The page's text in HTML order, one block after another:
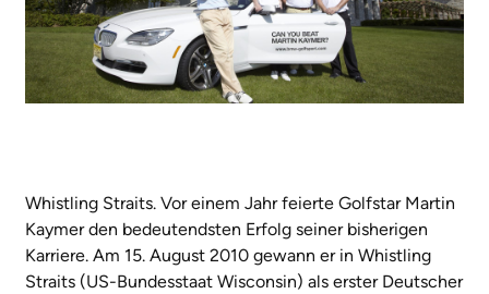
Whistling Straits. Vor einem Jahr feierte Golfstar Martin
Kaymer den bedeutendsten Erfolg seiner bisherigen
Karriere. Am 15. August 2010 gewann er in Whistling
Straits (US-Bundesstaat Wisconsin) als erster Deutscher